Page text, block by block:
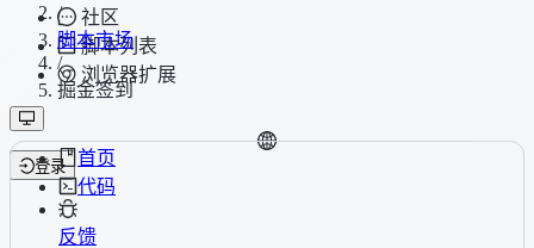
社区
脚本列表
浏览器扩展
登录
/
脚本市场
/
掘金签到
首页
代码
反馈